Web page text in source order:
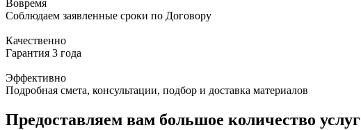
Вовремя
Соблюдаем заявленные сроки по Договору
Качественно
Гарантия 3 года
Эффективно
Подробная смета, консультации, подбор и доставка материалов
Предоставляем вам большое количество услуг